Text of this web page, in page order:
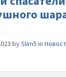
bySlim5 in